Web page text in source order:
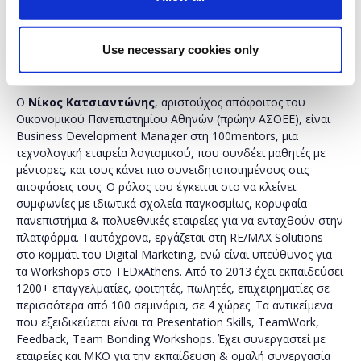
Use necessary cookies only
εργαλεία που θα σε βοηθήσουν να γίνεις ο/η
καλύτερος/η στις παρουσιάσεις.
Ο Νίκος Κατσιαντώνης, αριστούχος απόφοιτος του
Οικονομικού Πανεπιστημίου Αθηνών (πρώην ΑΣΟΕΕ), είναι
Business Development Manager στη 100mentors, μια
τεχνολογική εταιρεία λογισμικού, που συνδέει μαθητές με
μέντορες, και τους κάνει πιο συνειδητοποιημένους στις
αποφάσεις τους. Ο ρόλος του έγκειται στο να κλείνει
συμφωνίες με ιδιωτικά σχολεία παγκοσμίως, κορυφαία
πανεπιστήμια & πολυεθνικές εταιρείες για να ενταχθούν στην
πλατφόρμα. Ταυτόχρονα, εργάζεται στη RE/MAX Solutions
στο κομμάτι του Digital Marketing, ενώ είναι υπεύθυνος για
τα Workshops στο TEDxAthens. Από το 2013 έχει εκπαιδεύσει
1200+ επαγγελματίες, φοιτητές, πωλητές, επιχειρηματίες σε
περισσότερα από 100 σεμινάρια, σε 4 χώρες. Τα αντικείμενα
που εξειδικεύεται είναι τα Presentation Skills, TeamWork,
Feedback, Team Bonding Workshops. Έχει συνεργαστεί με
εταιρείες και ΜΚΟ για την εκπαίδευση & ομαλή συνεργασία